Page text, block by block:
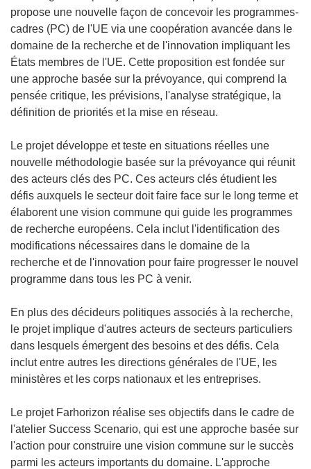
propose une nouvelle façon de concevoir les programmes-
cadres (PC) de l'UE via une coopération avancée dans le
domaine de la recherche et de l'innovation impliquant les
États membres de l'UE. Cette proposition est fondée sur
une approche basée sur la prévoyance, qui comprend la
pensée critique, les prévisions, l'analyse stratégique, la
définition de priorités et la mise en réseau.
Le projet développe et teste en situations réelles une
nouvelle méthodologie basée sur la prévoyance qui réunit
des acteurs clés des PC. Ces acteurs clés étudient les
défis auxquels le secteur doit faire face sur le long terme et
élaborent une vision commune qui guide les programmes
de recherche européens. Cela inclut l'identification des
modifications nécessaires dans le domaine de la
recherche et de l'innovation pour faire progresser le nouvel
programme dans tous les PC à venir.
En plus des décideurs politiques associés à la recherche,
le projet implique d'autres acteurs de secteurs particuliers
dans lesquels émergent des besoins et des défis. Cela
inclut entre autres les directions générales de l'UE, les
ministères et les corps nationaux et les entreprises.
Le projet Farhorizon réalise ses objectifs dans le cadre de
l'atelier Success Scenario, qui est une approche basée sur
l'action pour construire une vision commune sur le succès
parmi les acteurs importants du domaine. L'approche